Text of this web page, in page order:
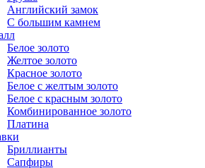
Английский замок
С большим камнем
Белое золото
Желтое золото
Красное золото
Белое с желтым золото
Белое с красным золото
Комбинированное золото
Платина
Бриллианты
Сапфиры